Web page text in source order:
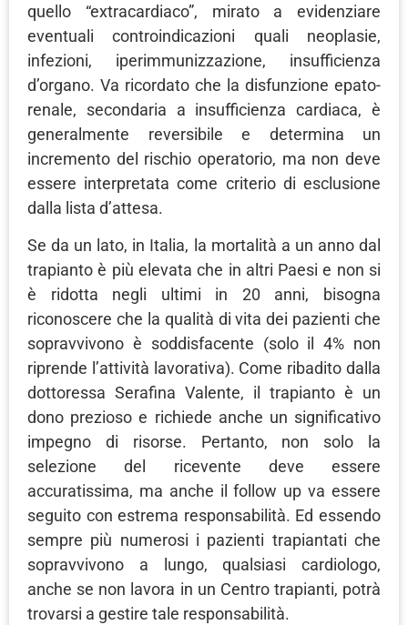
quello “extracardiaco”, mirato a evidenziare
eventuali controindicazioni quali neoplasie,
infezioni, iperimmunizzazione, insufficienza
d’organo. Va ricordato che la disfunzione epato-
renale, secondaria a insufficienza cardiaca, è
generalmente reversibile e determina un
incremento del rischio operatorio, ma non deve
essere interpretata come criterio di esclusione
dalla lista d’attesa.
Se da un lato, in Italia, la mortalità a un anno dal
trapianto è più elevata che in altri Paesi e non si
è ridotta negli ultimi in 20 anni, bisogna
riconoscere che la qualità di vita dei pazienti che
sopravvivono è soddisfacente (solo il 4% non
riprende l’attività lavorativa). Come ribadito dalla
dottoressa Serafina Valente, il trapianto è un
dono prezioso e richiede anche un significativo
impegno di risorse. Pertanto, non solo la
selezione del ricevente deve essere
accuratissima, ma anche il follow up va essere
seguito con estrema responsabilità. Ed essendo
sempre più numerosi i pazienti trapiantati che
sopravvivono a lungo, qualsiasi cardiologo,
anche se non lavora in un Centro trapianti, potrà
trovarsi a gestire tale responsabilità.